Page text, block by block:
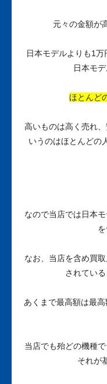
元々の金額が
日本モデルよりも1
日本モ
ほとんど
高いものは高く売れ
いうのはほとんどの
なので当店では日本
なお、当店を含め買
されてい
あくまで最高額は最
当店でも殆どの機種
それが